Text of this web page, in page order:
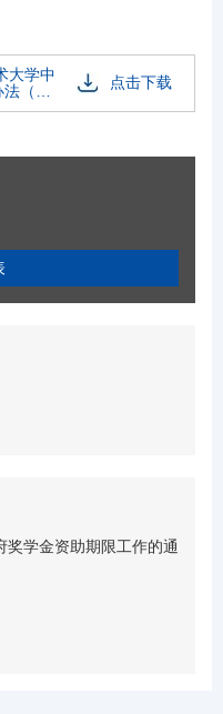
大学中
（发
点击下载
学金资助期限工作的通